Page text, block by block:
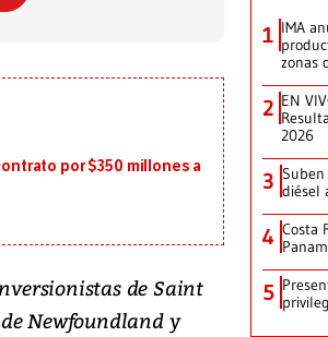
por $350 millones a
de Saint
Newfoundland y
1 IMA
zonas
2 EN
2026
3 diésel
4 Costa
5